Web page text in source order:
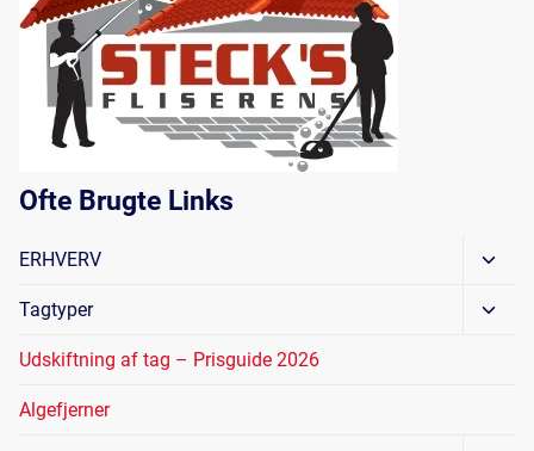
Ofte Brugte Links
ERHVERV
Skift
Tagtyper
Skift
Udskiftning af tag – Prisguide 2026
Algefjerner